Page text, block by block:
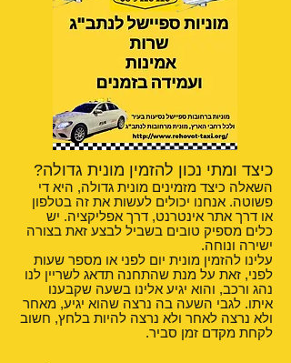
כיצד ומתי נכון להזמין מונית גדולה?
השאלה כיצד מזמינים מונית גדולה, היא די
פשוטה. אנחנו יכולים לעשות את זה בטלפון
או דרך אתר אינטרנט, דרך אפליקציה. יש
כלים מספיק טובים בשביל לבצע זאת בצורה
ישירה ונוחה.
עלינו להזמין מונית יום לפני או מספר שעות
לפני, זאת על מנת שהתחנה תדאג לשריין לנו
נהג ורכב, והוא יגיע אלינו בשעה שקבענו
איתו. לגבי השעה בה נרצה שהוא יגיע, מאחר
ולא נרצה לאחר ולא נרצה להיות בלחץ, חשוב
לקחת מקדם זמן סביר.